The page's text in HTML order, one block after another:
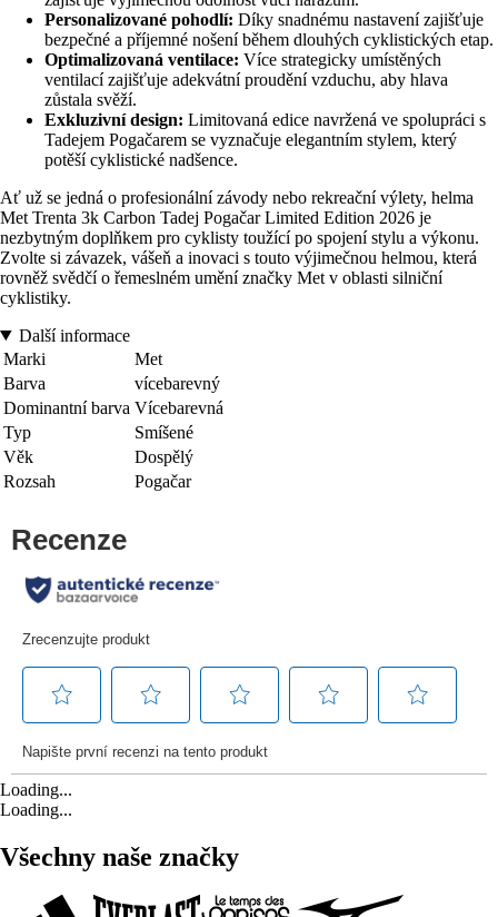
Personalizované pohodlí: Díky snadnému nastavení zajišťuje
bezpečné a příjemné nošení během dlouhých cyklistických etap.
Optimalizovaná ventilace: Více strategicky umístěných
ventilací zajišťuje adekvátní proudění vzduchu, aby hlava
zůstala svěží.
Exkluzivní design: Limitovaná edice navržená ve spolupráci s
Tadejem Pogačarem se vyznačuje elegantním stylem, který
potěší cyklistické nadšence.
Ať už se jedná o profesionální závody nebo rekreační výlety, helma
Met Trenta 3k Carbon Tadej Pogačar Limited Edition 2026 je
nezbytným doplňkem pro cyklisty toužící po spojení stylu a výkonu.
Zvolte si závazek, vášeň a inovaci s touto výjimečnou helmou, která
rovněž svědčí o řemeslném umění značky Met v oblasti silniční
cyklistiky.
Další informace
Marki
Met
Barva
vícebarevný
Dominantní barva Vícebarevná
Typ
Smíšené
Věk
Dospělý
Rozsah
Pogačar
Loading...
Loading...
Všechny naše značky